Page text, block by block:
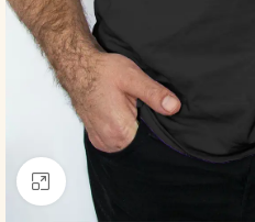
Click to enlarge